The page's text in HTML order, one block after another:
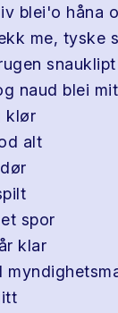
blei'o håna
me, tyske
naud blei
klør
alt
spor
klar